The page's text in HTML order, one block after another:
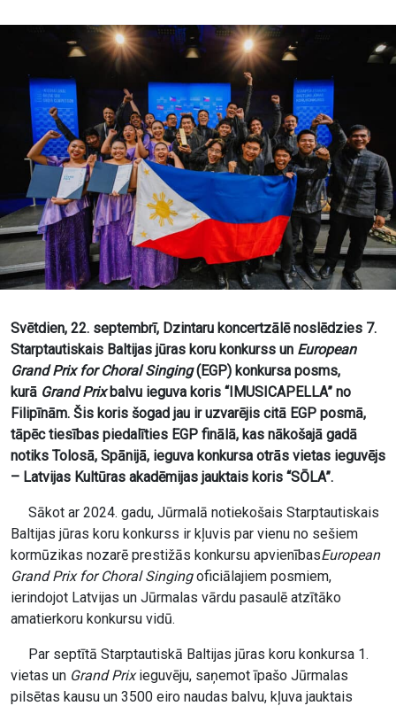
Svētdien, 22. septembrī, Dzintaru koncertzālē noslēdzies 7.
Starptautiskais Baltijas jūras koru konkurss un European
Grand Prix for Choral Singing(EGP) konkursa posms,
kurā Grand Prixbalvu ieguva koris “IMUSICAPELLA” no
Filipīnām. Šis koris šogad jau ir uzvarējis citā EGP posmā,
tāpēc tiesības piedalīties EGP finālā, kas nākošajā gadā
notiks Tolosā, Spānijā, ieguva konkursa otrās vietas ieguvējs
– Latvijas Kultūras akadēmijas jauktais koris “SŌLA”.
Sākot ar 2024. gadu, Jūrmalā notiekošais Starptautiskais
Baltijas jūras koru konkurss ir kļuvis par vienu no sešiem
kormūzikas nozarē prestižās konkursu apvienībasEuropean
Grand Prix for Choral Singingoficiālajiem posmiem,
ierindojot Latvijas un Jūrmalas vārdu pasaulē atzītāko
amatierkoru konkursu vidū.
Par septītā Starptautiskā Baltijas jūras koru konkursa 1.
vietas un Grand Prixieguvēju, saņemot īpašo Jūrmalas
pilsētas kausu un 3500 eiro naudas balvu, kļuva jauktais